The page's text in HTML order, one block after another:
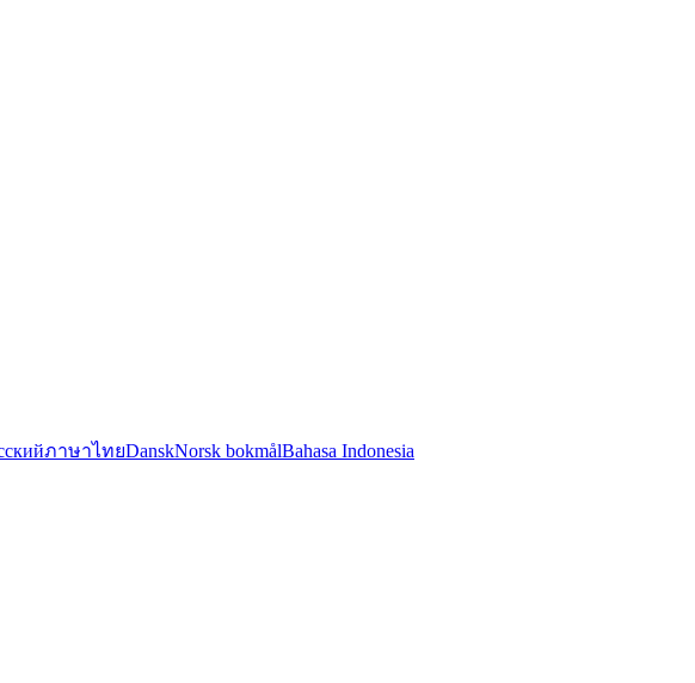
ภาษาไทยDanskNorsk bokmålBahasa Indonesia